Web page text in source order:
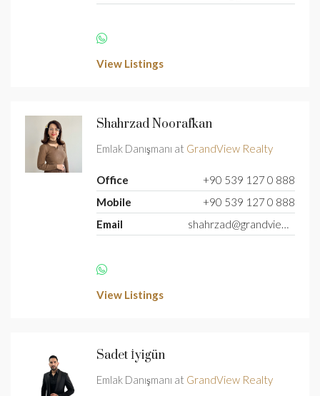
View Listings
Shahrzad Noorafkan
Emlak Danışmanı at GrandView Realty
Office
+90 539 127 0 888
Mobile
+90 539 127 0 888
Email
shahrzad@grandviewcy.com
View Listings
Sadet İyigün
Emlak Danışmanı at GrandView Realty